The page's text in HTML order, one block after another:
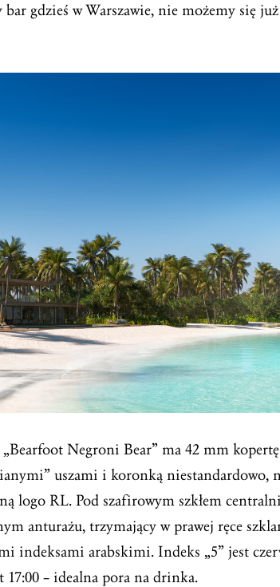
gdzieś w Warszawie, nie możemy się już
Negroni Bear” ma 42 mm
uszami i koronką niestandardowo,
logo RL. Pod szafirowym szkłem
anturażu, trzymający w prawej ręce
indeksami arabskimi. Indeks „5” jest
17:00 – idealna pora na drinka.